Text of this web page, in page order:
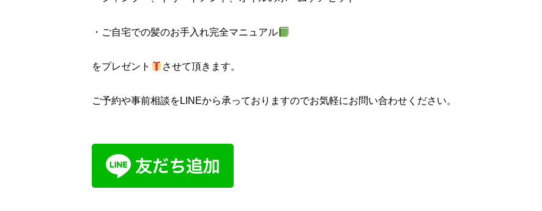
・ご自宅での髪のお手入れ完全マニュアル
をプレゼント させて頂きます。
ご予約や事前相談をLINEから承っておりますのでお気軽にお問い合わせください。